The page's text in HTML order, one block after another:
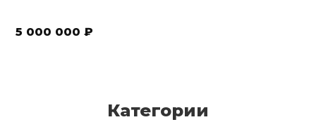
5 000 000 ₽
Категории